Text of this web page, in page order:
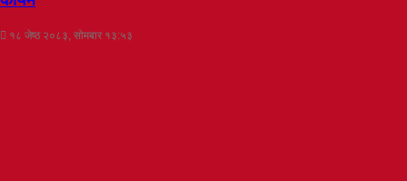
१८ जेष्ठ २०८३, सोमबार १३:५३